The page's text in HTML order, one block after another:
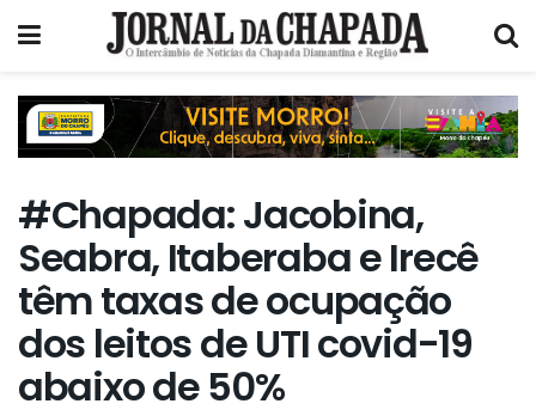
#Chapada: Jacobina,
Seabra, Itaberaba e Irecê
têm taxas de ocupação
dos leitos de UTI covid-19
abaixo de 50%